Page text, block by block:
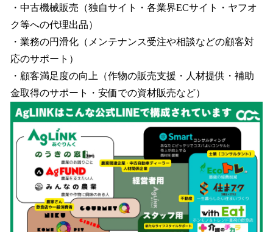
・中古機械販売（独自サイト・各業界ECサイト・ヤフオ
ク等への代理出品）
・業務の円滑化（メンテナンス受注や相談などの顧客対
応のサポート）
・顧客満足度の向上（作物の販売支援・人材提供・補助
金取得のサポート・安価での資材販売など）